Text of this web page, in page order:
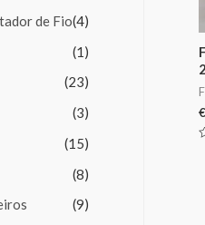
de Fio(4)
(1)
(23)
(3)
(15)
(8)
(9)
€